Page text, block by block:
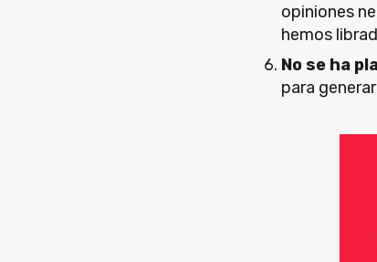
opiniones
hemos
No se ha
para